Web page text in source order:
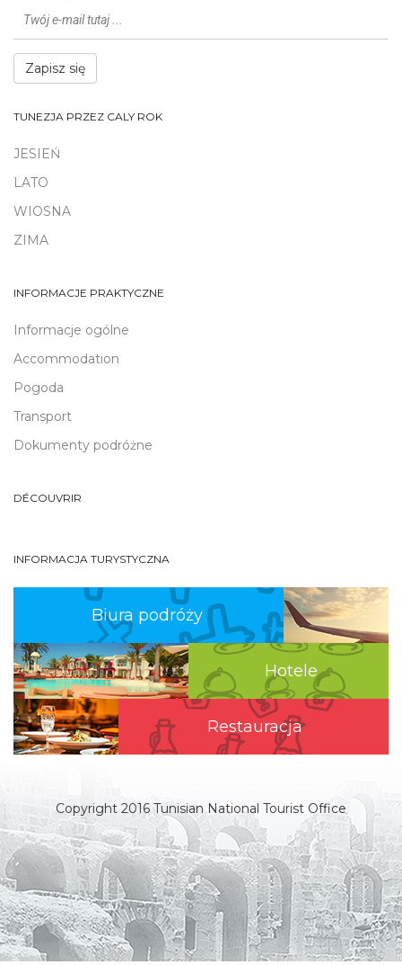
Zapisz się
TUNEZJA PRZEZ CALY ROK
JESIEŃ
LATO
WIOSNA
ZIMA
INFORMACJE PRAKTYCZNE
Informacje ogólne
Accommodation
Pogoda
Transport
Dokumenty podróżne
DÉCOUVRIR
INFORMACJA TURYSTYCZNA
Biura podróży
Hotele
Restauracja
Copyright 2016 Tunisian National Tourist Office